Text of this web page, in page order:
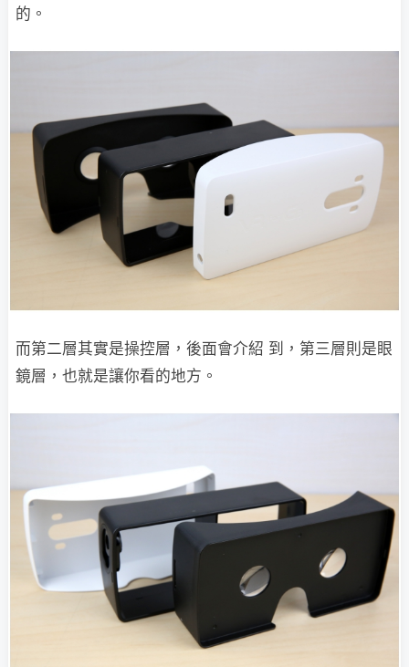
的。
而第二層其實是操控層，後面會介紹 到，第三層則是眼
鏡層，也就是讓你看的地方。